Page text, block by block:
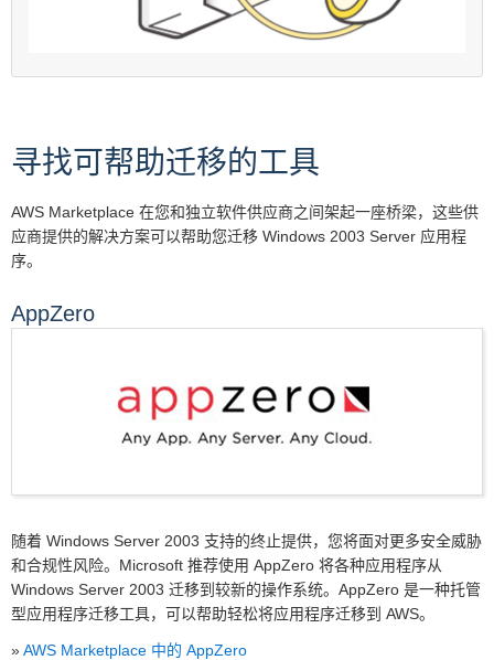
寻找可帮助迁移的工具
AWS Marketplace 在您和独立软件供应商之间架起一座桥梁，这些供
应商提供的解决方案可以帮助您迁移 Windows 2003 Server 应用程
序。
AppZero
随着 Windows Server 2003 支持的终止提供，您将面对更多安全威胁
和合规性风险。Microsoft 推荐使用 AppZero 将各种应用程序从
Windows Server 2003 迁移到较新的操作系统。AppZero 是一种托管
型应用程序迁移工具，可以帮助轻松将应用程序迁移到 AWS。
»AWS Marketplace 中的 AppZero